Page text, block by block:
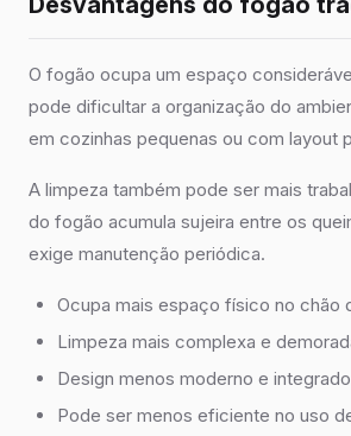
O fogão ocupa um espaço
pode dificultar a organização do
em cozinhas pequenas ou com layout
A limpeza também pode ser mais
do fogão acumula sujeira entre os
exige manutenção periódica.
Ocupa mais espaço físico no chão
Limpeza mais complexa e
Design menos moderno e
Pode ser menos eficiente no uso